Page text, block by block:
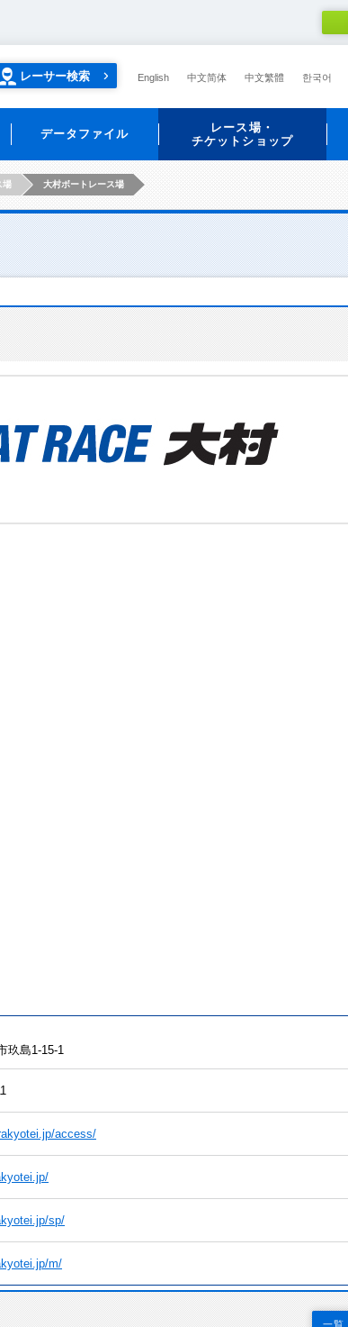
レーサー検索 English 中文简体 中文繁體 한국어
データファイル
レース場・
チケットショップ
場 大村ボートレース場
玖島1-15-1
access/
sp/
m/
一覧